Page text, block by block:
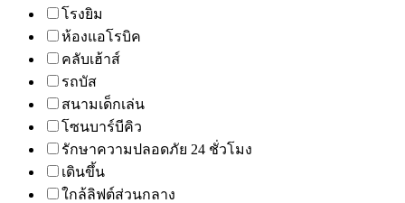
โรงยิม
ห้องแอโรบิค
คลับเฮ้าส์
รถบัส
สนามเด็กเล่น
โซนบาร์บีคิว
รักษาความปลอดภัย 24 ชั่วโมง
เดินขึ้น
ใกล้ลิฟต์ส่วนกลาง